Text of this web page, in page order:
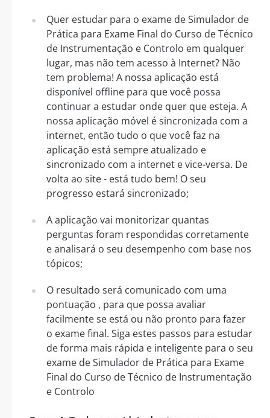
Quer estudar para o exame de Simulador de
Prática para Exame Final do Curso de Técnico
de Instrumentação e Controlo em qualquer
lugar, mas não tem acesso à Internet? Não
tem problema! A nossa aplicação está
disponível offline para que você possa
continuar a estudar onde quer que esteja. A
nossa aplicação móvel é sincronizada com a
internet, então tudo o que você faz na
aplicação está sempre atualizado e
sincronizado com a internet e vice-versa. De
volta ao site - está tudo bem! O seu
progresso estará sincronizado;
A aplicação vai monitorizar quantas
perguntas foram respondidas corretamente
e analisará o seu desempenho com base nos
tópicos;
O resultado será comunicado com uma
pontuação , para que possa avaliar
facilmente se está ou não pronto para fazer
o exame final. Siga estes passos para estudar
de forma mais rápida e inteligente para o seu
exame de Simulador de Prática para Exame
Final do Curso de Técnico de Instrumentação
e Controlo